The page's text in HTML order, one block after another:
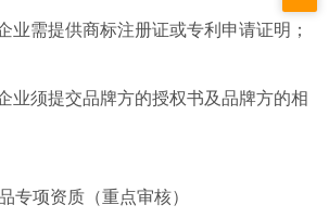
业需提供商标注册证或专利申请证明；
业须提交品牌方的授权书及品牌方的相
专项资质（重点审核）